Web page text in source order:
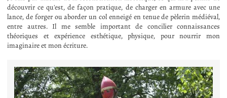
découvrir ce qu'est, de façon pratique, de charger en armure avec une
lance, de forger ou aborder un col enneigé en tenue de pèlerin médiéval,
entre autres. Il me semble important de concilier connaissances
théoriques et expérience esthétique, physique, pour nourrir mon
imaginaire et mon écriture.